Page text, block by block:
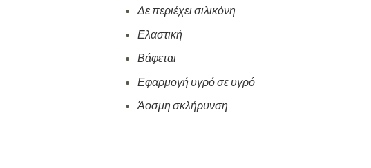
Δε περιέχει σιλικόνη
Ελαστική
Βάφεται
Εφαρμογή υγρό σε υγρό
Άοσμη σκλήρυνση